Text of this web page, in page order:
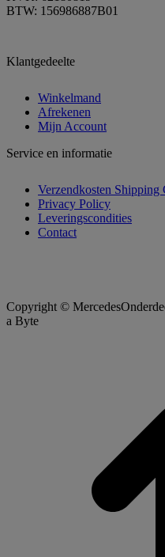
BTW: 156986887B01
Klantgedeelte
Winkelmand
Afrekenen
Mijn Account
Service en informatie
Verzendkosten Shipping
Privacy Policy
Leveringscondities
Contact
Copyright ©
a Byte